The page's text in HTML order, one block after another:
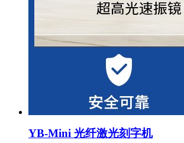
YB-Mini 光纤激光刻字机